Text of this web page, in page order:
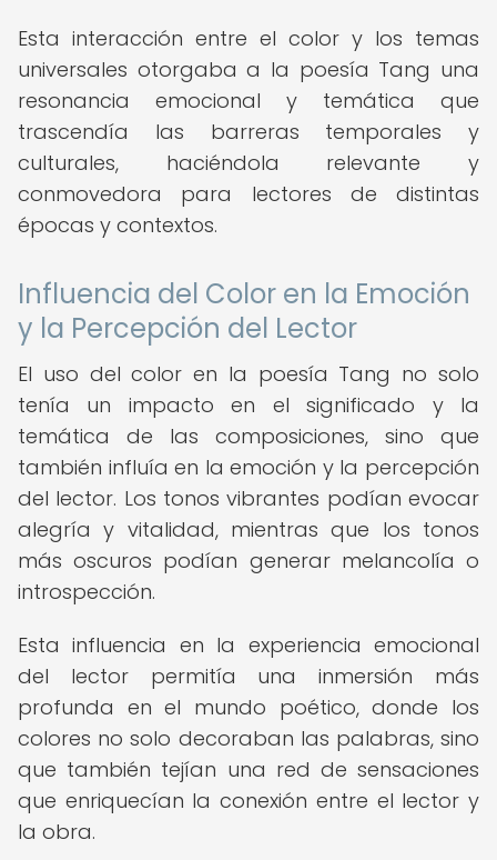
Esta interacción entre el color y los temas
universales otorgaba a la poesía Tang una
resonancia emocional y temática que
trascendía las barreras temporales y
culturales, haciéndola relevante y
conmovedora para lectores de distintas
épocas y contextos.
Influencia del Color en la Emoción
y la Percepción del Lector
El uso del color en la poesía Tang no solo
tenía un impacto en el significado y la
temática de las composiciones, sino que
también influía en la emoción y la percepción
del lector. Los tonos vibrantes podían evocar
alegría y vitalidad, mientras que los tonos
más oscuros podían generar melancolía o
introspección.
Esta influencia en la experiencia emocional
del lector permitía una inmersión más
profunda en el mundo poético, donde los
colores no solo decoraban las palabras, sino
que también tejían una red de sensaciones
que enriquecían la conexión entre el lector y
la obra.